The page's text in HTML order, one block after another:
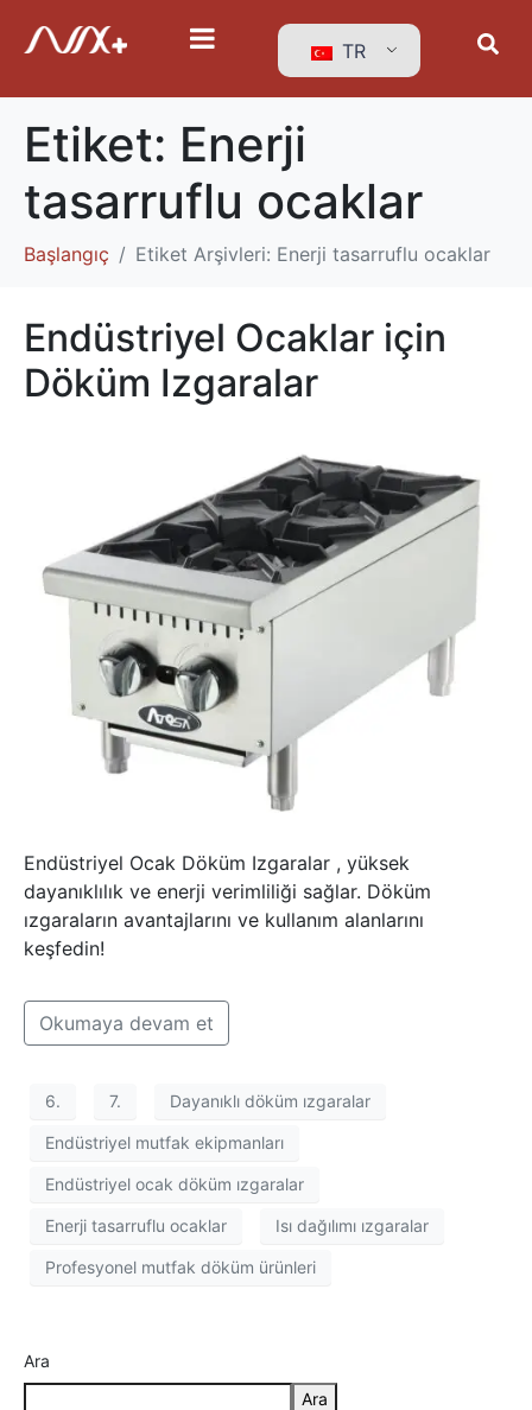
TR
Etiket: Enerji
tasarruflu ocaklar
Başlangıç Etiket Arşivleri: Enerji tasarruflu ocaklar
Endüstriyel Ocaklar için
Döküm Izgaralar
Endüstriyel Ocak Döküm Izgaralar , yüksek
dayanıklılık ve enerji verimliliği sağlar. Döküm
ızgaraların avantajlarını ve kullanım alanlarını
keşfedin!
Okumaya devam et
6. 7. Dayanıklı döküm ızgaralar
Endüstriyel mutfak ekipmanları
Endüstriyel ocak döküm ızgaralar
Enerji tasarruflu ocaklar Isı dağılımı ızgaralar
Profesyonel mutfak döküm ürünleri
Ara
Ara